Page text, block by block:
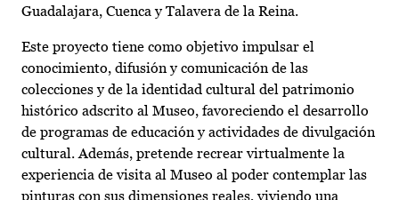
Guadalajara, Cuenca y Talavera de la Reina.
Este proyecto tiene como objetivo impulsar el
conocimiento, difusión y comunicación de las
colecciones y de la identidad cultural del patrimonio
histórico adscrito al Museo, favoreciendo el desarrollo
de programas de educación y actividades de divulgación
cultural. Además, pretende recrear virtualmente la
experiencia de visita al Museo al poder contemplar las
pinturas con sus dimensiones reales, viviendo una